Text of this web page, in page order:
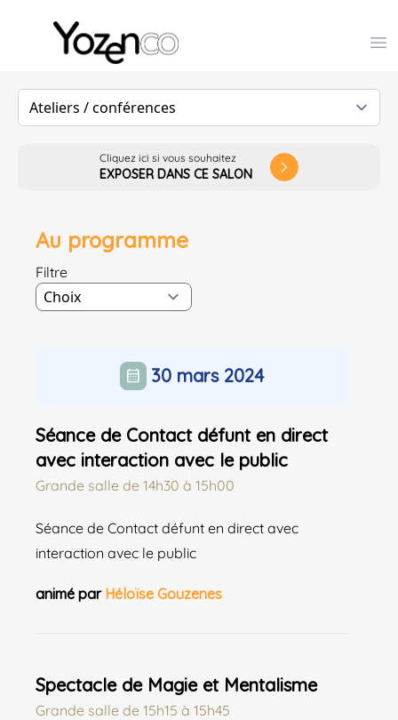
Yozenco - Organisateur de Salons, Evénements et
Cliquez ici si vous souhaitez
EXPOSER DANS CE SALON arrow_forward_ios
Au programme
Filtre
calendar_month 30 mars 2024
Séance de Contact défunt en direct
avec interaction avec le public
Grande salle de 14h30 à 15h00
Séance de Contact défunt en direct avec
interaction avec le public
animé par Héloïse Gouzenes
Spectacle de Magie et Mentalisme
Grande salle de 15h15 à 15h45